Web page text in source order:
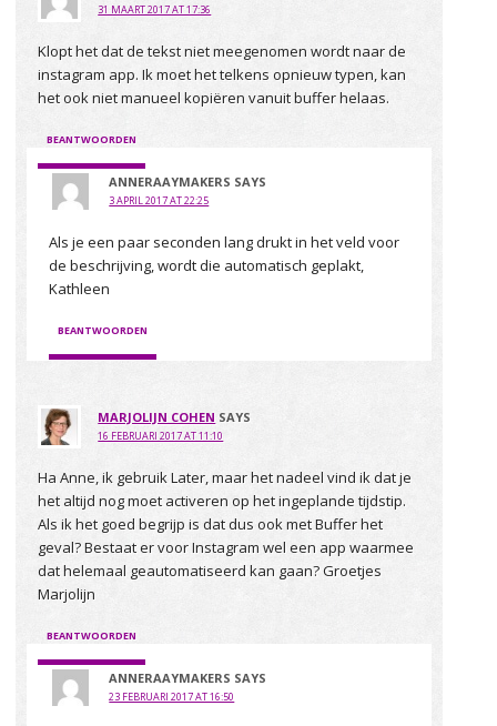
31 MAART 2017 AT 17:36
Klopt het dat de tekst niet meegenomen wordt naar de
instagram app. Ik moet het telkens opnieuw typen, kan
het ook niet manueel kopiëren vanuit buffer helaas.
BEANTWOORDEN
ANNERAAYMAKERS SAYS
3 APRIL 2017 AT 22:25
Als je een paar seconden lang drukt in het veld voor
de beschrijving, wordt die automatisch geplakt,
Kathleen
BEANTWOORDEN
MARJOLIJN COHEN SAYS
16 FEBRUARI 2017 AT 11:10
Ha Anne, ik gebruik Later, maar het nadeel vind ik dat je
het altijd nog moet activeren op het ingeplande tijdstip.
Als ik het goed begrijp is dat dus ook met Buffer het
geval? Bestaat er voor Instagram wel een app waarmee
dat helemaal geautomatiseerd kan gaan? Groetjes
Marjolijn
BEANTWOORDEN
ANNERAAYMAKERS SAYS
23 FEBRUARI 2017 AT 16:50